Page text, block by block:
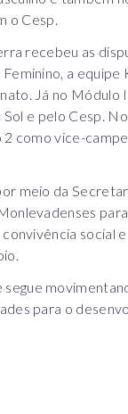
o Cesp.
recebeu as
a
Já no Módulo
e pelo Cesp.
como vice-
meio da
social
para o